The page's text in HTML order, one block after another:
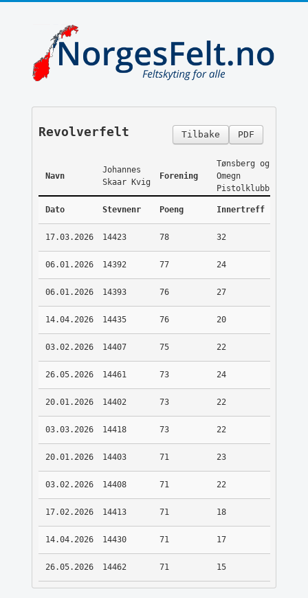
PDF
Tilbake
Revolverfelt
Navn
Johannes
Skaar Kvig
Forening
Tønsberg og
Omegn
Pistolklubb
Dato Stevnenr Poeng Innertreff
17.03.2026 14423 78 32
06.01.2026 14392 77 24
06.01.2026 14393 76 27
14.04.2026 14435 76 20
03.02.2026 14407 75 22
26.05.2026 14461 73 24
20.01.2026 14402 73 22
03.03.2026 14418 73 22
20.01.2026 14403 71 23
03.02.2026 14408 71 22
17.02.2026 14413 71 18
14.04.2026 14430 71 17
26.05.2026 14462 71 15